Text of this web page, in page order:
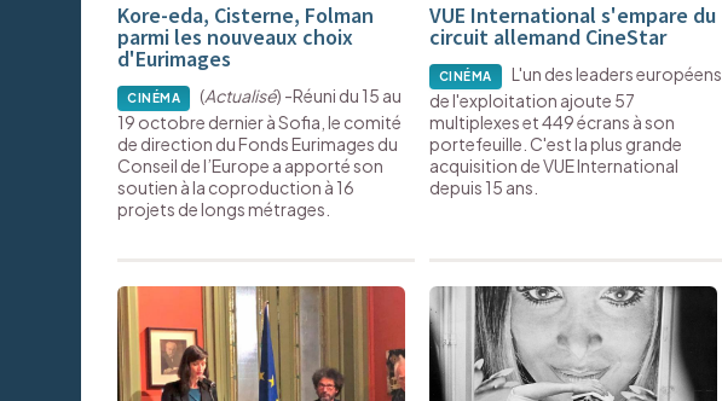
Kore-eda, Cisterne, Folman
parmi les nouveaux choix
d'Eurimages
CINÉMA (Actualisé) -Réuni du 15 au
19 octobre dernier à Sofia, le comité
de direction du Fonds Eurimages du
Conseil de l’Europe a apporté son
soutien à la coproduction à 16
projets de longs métrages.
VUE International s'empare du
circuit allemand CineStar
CINÉMA
L'un des leaders européens
de l'exploitation ajoute 57
multiplexes et 449 écrans à son
portefeuille. C'est la plus grande
acquisition de VUE International
depuis 15 ans.